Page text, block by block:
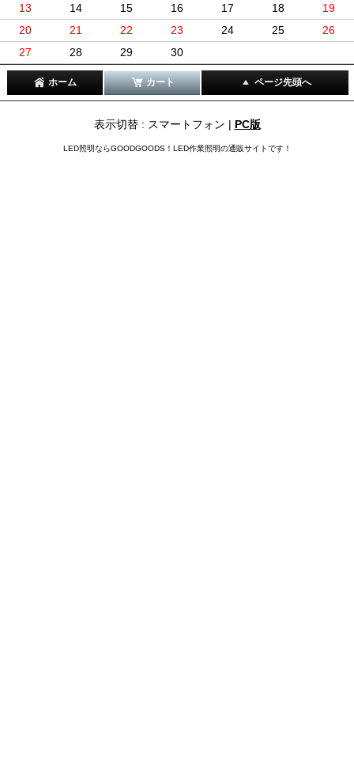
13
14 15 16 17 18
19
20
21 22 23 24 25
26
27
28 29 30
ホーム カート ページ先頭へ
表示切替 : スマートフォン | PC版
LED照明ならGOODGOODS！LED作業照明の通販サイトです！